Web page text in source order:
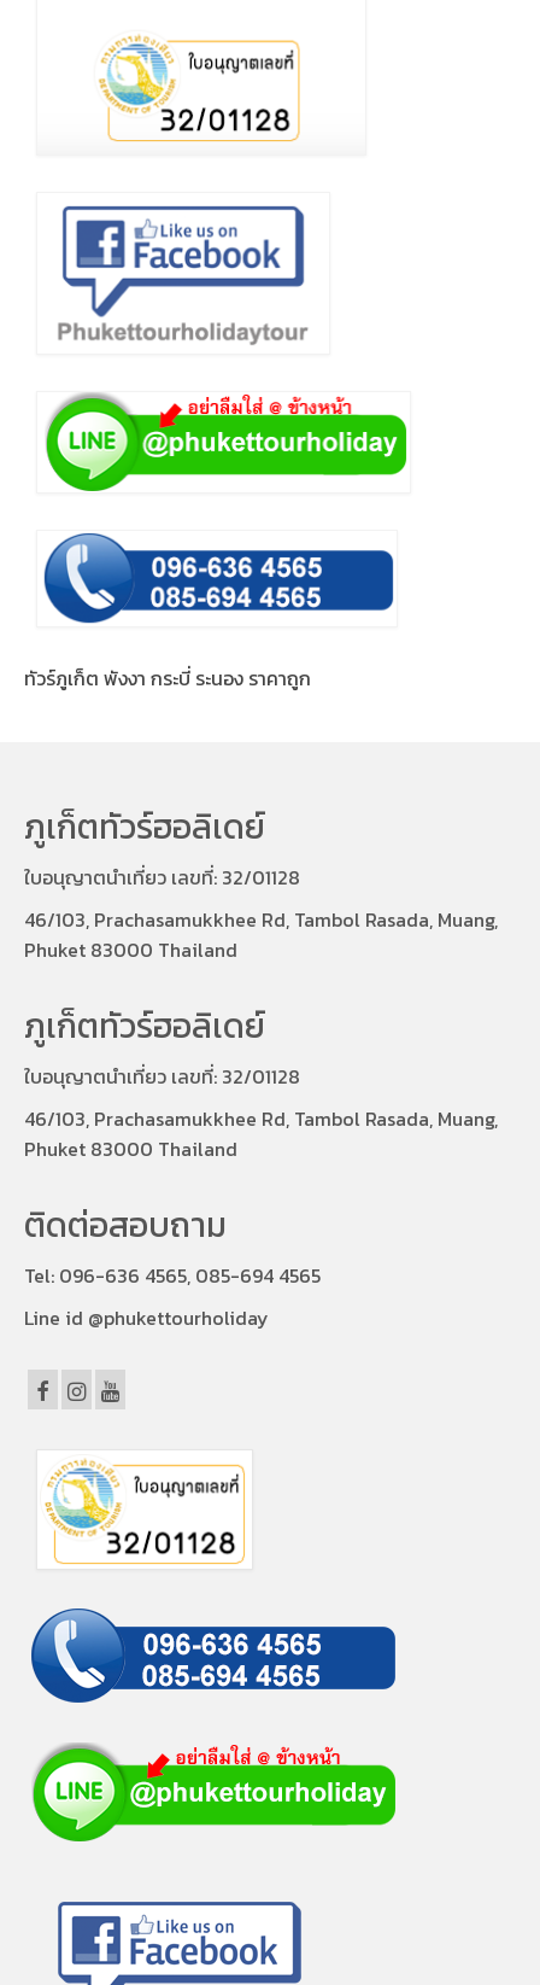
ทัวร์ภูเก็ต พังงา กระบี่ ระนอง ราคาถูก
ภูเก็ตทัวร์ฮอลิเดย์
ใบอนุญาตนำเที่ยว เลขที่: 32/01128
46/103, Prachasamukkhee Rd, Tambol Rasada, Muang,
Phuket 83000 Thailand
ภูเก็ตทัวร์ฮอลิเดย์
ใบอนุญาตนำเที่ยว เลขที่: 32/01128
46/103, Prachasamukkhee Rd, Tambol Rasada, Muang,
Phuket 83000 Thailand
ติดต่อสอบถาม
Tel: 096-636 4565, 085-694 4565
Line id @phukettourholiday